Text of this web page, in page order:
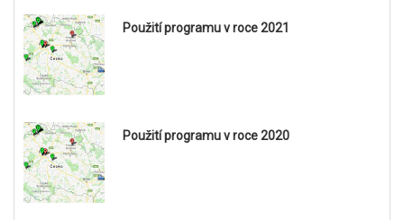
Použití programu v roce 2021
Použití programu v roce 2020